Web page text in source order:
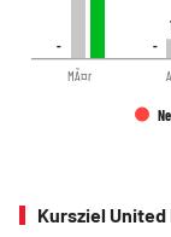
-- --
MÃ¤r
Kursziel